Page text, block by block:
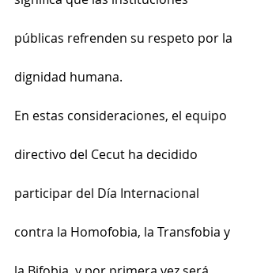
públicas refrenden su respeto por la
dignidad humana.
En estas consideraciones, el equipo
directivo del Cecut ha decidido
participar del Día Internacional
contra la Homofobia, la Transfobia y